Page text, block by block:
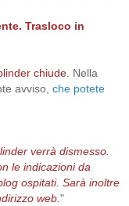
Trasloco in
chiude . Nella
avviso, che potete
verrà dismesso.
le indicazioni da
ospitati. Sarà inoltre
web. "